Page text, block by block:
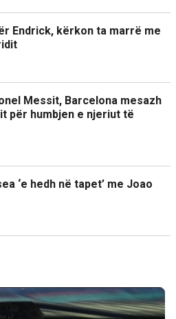
Endrick, kërkon ta marrë me
Messit, Barcelona mesazh
për humbjen e njeriut të
‘e hedh në tapet’ me Joao